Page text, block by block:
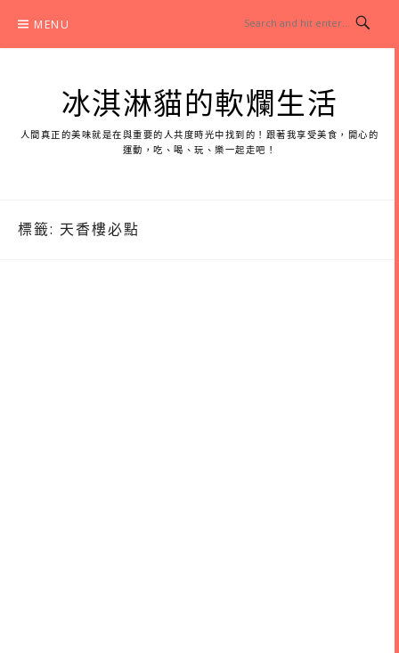
content
MENU
冰淇淋貓的軟爛生活
人間真正的美味就是在與重要的人共度時光中找到的！跟著我享受美食，開心的
運動，吃、喝、玩、樂一起走吧！
標籤: 天香樓必點